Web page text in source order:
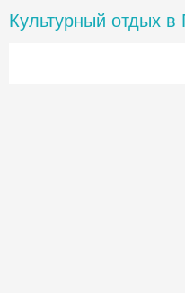
Культурный отдых